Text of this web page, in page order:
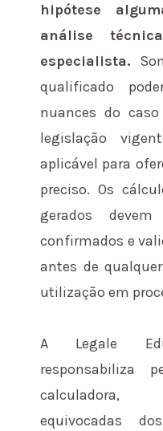
hipótese
análise
especialista.
qualificado
nuances do
legislação
aplicável para
preciso. Os
gerados
confirmados e
antes de
utilização em
A Legale
responsabiliza
calculadora,
equivocadas